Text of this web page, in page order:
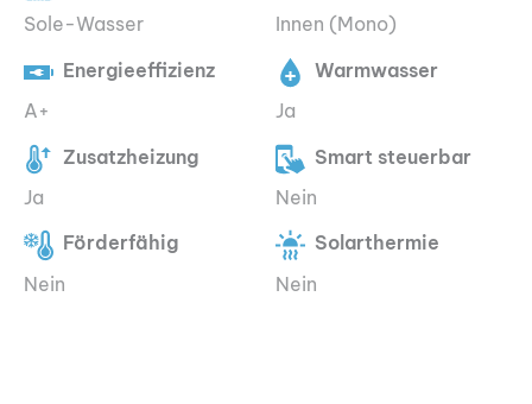
Sole-Wasser
Innen (Mono)
Energieeffizienz
A+
Warmwasser
Ja
Zusatzheizung
Ja
Smart steuerbar
Nein
Förderfähig
Nein
Solarthermie
Nein